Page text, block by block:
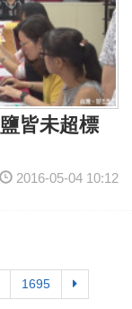
皆未超標
2016-05-04 10:12
1695